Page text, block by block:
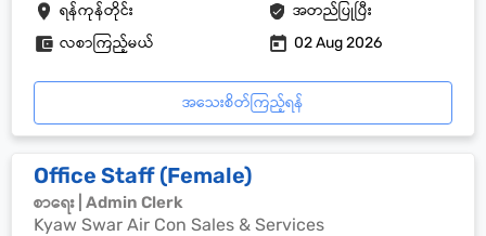
ရန်ကုန်တိုင်း အတည်ပြုပြီး
လစာကြည့်မယ် 02 Aug 2026
အသေးစိတ်ကြည့်ရန်
Office Staff (Female)
စာရေး | Admin Clerk
Kyaw Swar Air Con Sales & Services